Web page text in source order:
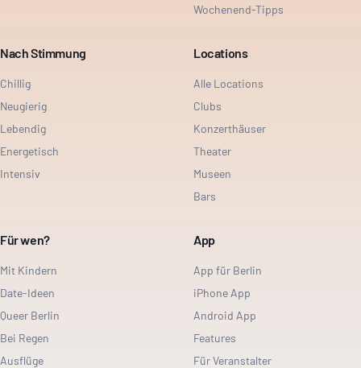
Wochenend-Tipps
Nach Stimmung
Chillig
Neugierig
Lebendig
Energetisch
Intensiv
Locations
Alle Locations
Clubs
Konzerthäuser
Theater
Museen
Bars
Für wen?
Mit Kindern
Date-Ideen
Queer Berlin
Bei Regen
Ausflüge
App
App für Berlin
iPhone App
Android App
Features
Für Veranstalter